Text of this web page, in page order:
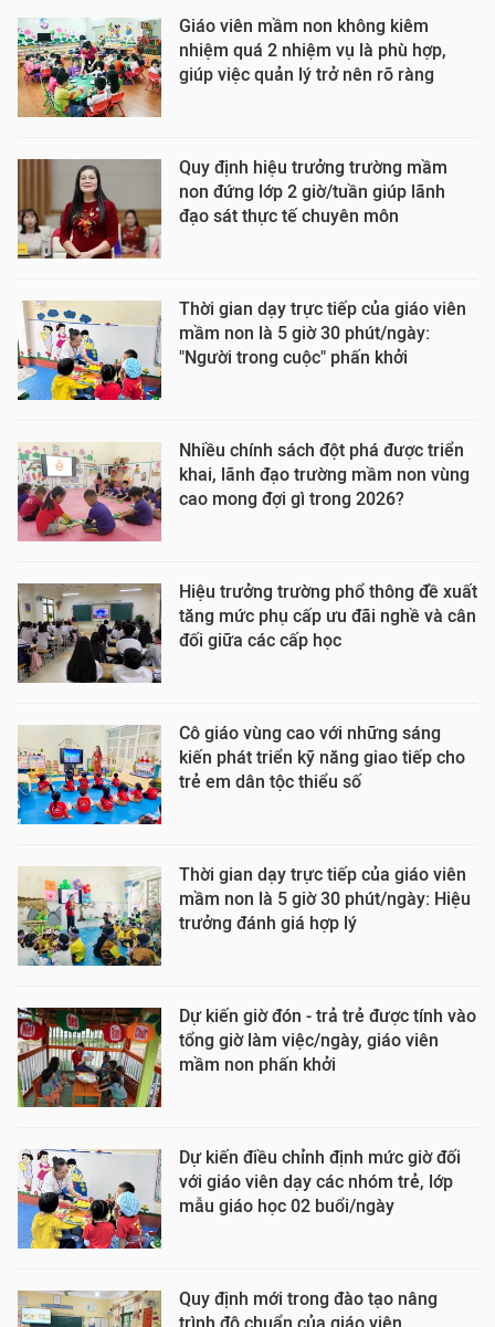
Giáo viên mầm non không kiêm
nhiệm quá 2 nhiệm vụ là phù hợp,
giúp việc quản lý trở nên rõ ràng
Quy định hiệu trưởng trường mầm
non đứng lớp 2 giờ/tuần giúp lãnh
đạo sát thực tế chuyên môn
Thời gian dạy trực tiếp của giáo viên
mầm non là 5 giờ 30 phút/ngày:
"Người trong cuộc" phấn khởi
Nhiều chính sách đột phá được triển
khai, lãnh đạo trường mầm non vùng
cao mong đợi gì trong 2026?
Hiệu trưởng trường phổ thông đề xuất
tăng mức phụ cấp ưu đãi nghề và cân
đối giữa các cấp học
Cô giáo vùng cao với những sáng
kiến phát triển kỹ năng giao tiếp cho
trẻ em dân tộc thiểu số
Thời gian dạy trực tiếp của giáo viên
mầm non là 5 giờ 30 phút/ngày: Hiệu
trưởng đánh giá hợp lý
Dự kiến giờ đón - trả trẻ được tính vào
tổng giờ làm việc/ngày, giáo viên
mầm non phấn khởi
Dự kiến điều chỉnh định mức giờ đối
với giáo viên dạy các nhóm trẻ, lớp
mẫu giáo học 02 buổi/ngày
Quy định mới trong đào tạo nâng